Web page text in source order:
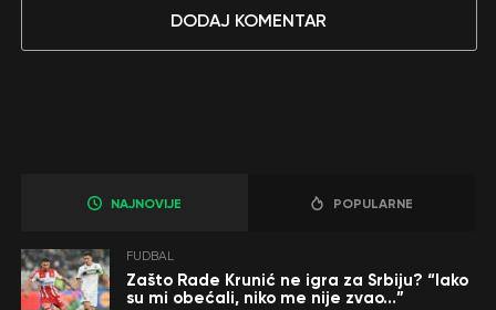
DODAJ KOMENTAR
NAJNOVIJE POPULARNE
FUDBAL
Zašto Rade Krunić ne igra za Srbiju? “Iako
su mi obećali, niko me nije zvao…”